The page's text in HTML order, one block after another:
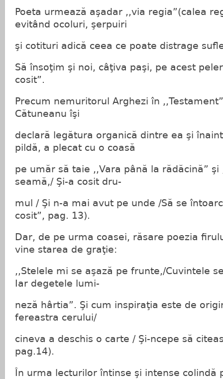
Poeta urmează aşadar ,,via regia”(calea
evitând ocoluri, şerpuiri
şi cotituri adică ceea ce poate distrage
Să însoţim şi noi, câţiva paşi, pe acest
cosit”.
Precum nemuritorul Arghezi în
Cătuneanu îşi
declară legătura organică dintre ea şi
pildă, a plecat cu o coasă
pe umăr să taie ,,Vara până la rădăcină”
seamă,/ Şi-a cosit dru-
mul / Şi n-a mai avut pe unde /Să se
cosit”, pag. 13).
Dar, de pe urma coasei, răsare poezia
vine starea de graţie:
,,Stelele mi se aşază pe frunte,/Cuvintele
Iar degetele lumi-
neză hârtia”. Şi cum inspiraţia este de
fereastra cerului/
cineva a deschis o carte / Şi-ncepe să
pag.14).
În urma lecturilor întinse şi intense colindă